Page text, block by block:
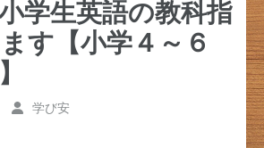
小学生英語の教科指
す【小学４～６
学び安